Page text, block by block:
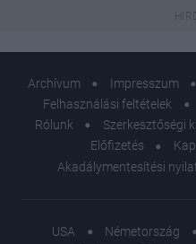
Archívum Impresszum
Felhasználási feltételek
Rólunk
Szerkesztőségi
Előfizetés
Akadálymentesítési
USA Németország